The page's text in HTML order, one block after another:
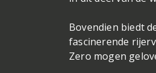
Bovendien biedt
fascinerende
Zero mogen